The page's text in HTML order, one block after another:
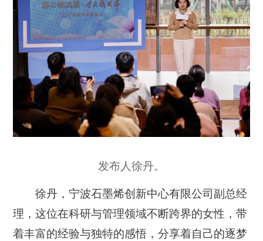
发布人徐丹。
徐丹，宁波石墨烯创新中心有限公司副总经
理，这位在科研与管理领域不断跨界的女性，带
着丰富的经验与独特的感悟，分享着自己的逐梦